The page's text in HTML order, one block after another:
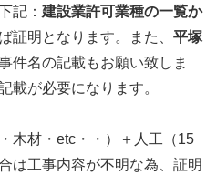
記： 建設業許可業種の一覧か
証明となります。また、 平塚
件名の記載もお願い致しま
載が必要になります。
木材・etc・・）＋人工（15
は工事内容が不明な為、証明